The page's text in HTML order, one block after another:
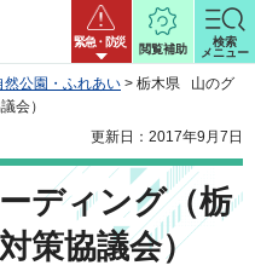
緊急・防災
閲覧補助
検索
メニュー
然公園・ふれあい > 栃木県 山のグ
会）
更新日：2017年9月7日
ディング（栃
策協議会）